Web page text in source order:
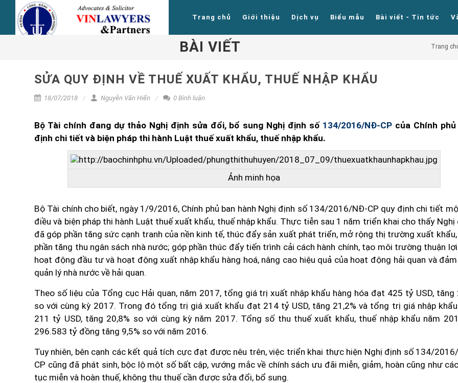
Trang chủ Giới thiệu Dịch vụ Biểu mẫu Bài viết - Tin tức
BÀI VIẾT Trang
SỬA QUY ĐỊNH VỀ THUẾ XUẤT KHẨU, THUẾ NHẬP KHẨU
18/07/2018 Nguyễn Văn Hiến 0 Bình luận
Bộ Tài chính đang dự thảo Nghị định sửa đổi, bổ sung Nghị định số 134/2016/NĐ-CP của Chính
định chi tiết và biện pháp thi hành Luật thuế xuất khẩu, thuế nhập khẩu.
Ảnh minh họa
Bộ Tài chính cho biết, ngày 1/9/2016, Chính phủ ban hành Nghị định số 134/2016/NĐ-CP quy định chi tiết
điều và biện pháp thi hành Luật thuế xuất khẩu, thuế nhập khẩu. Thực tiễn sau 1 năm triển khai cho thấy Nghị
đã góp phần tăng sức cạnh tranh của nền kinh tế, thúc đẩy sản xuất phát triển, mở rộng thị trường xuất
phần tăng thu ngân sách nhà nước; góp phần thúc đẩy tiến trình cải cách hành chính, tạo môi trường thuận
hoạt động đầu tư và hoạt động xuất nhập khẩu hàng hoá, nâng cao hiệu quả của hoạt động hải quan và
quản lý nhà nước về hải quan.
Theo số liệu của Tổng cục Hải quan, năm 2017, tổng giá trị xuất nhập khẩu hàng hóa đạt 425 tỷ USD, tăng
so với cùng kỳ 2017. Trong đó tổng trị giá xuất khẩu đạt 214 tỷ USD, tăng 21,2% và tổng trị giá nhập
211 tỷ USD, tăng 20,8% so với cùng kỳ năm 2017. Tổng số thu thuế xuất khẩu, thuế nhập khẩu năm
296.583 tỷ đồng tăng 9,5% so với năm 2016.
Tuy nhiên, bên cạnh các kết quả tích cực đạt được nêu trên, việc triển khai thực hiện Nghị định số 134/
CP cũng đã phát sinh, bộc lộ một số bất cập, vướng mắc về chính sách ưu đãi miễn, giảm, hoàn cũng như
tục miễn và hoàn thuế, không thu thuế cần được sửa đổi, bổ sung.